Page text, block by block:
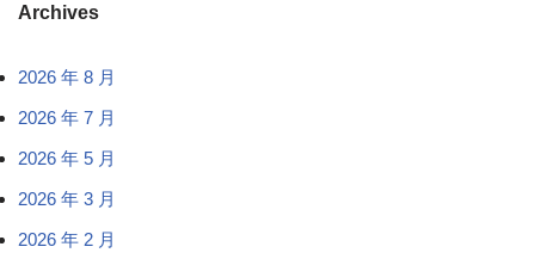
Archives
2026 年 8 月
2026 年 7 月
2026 年 5 月
2026 年 3 月
2026 年 2 月